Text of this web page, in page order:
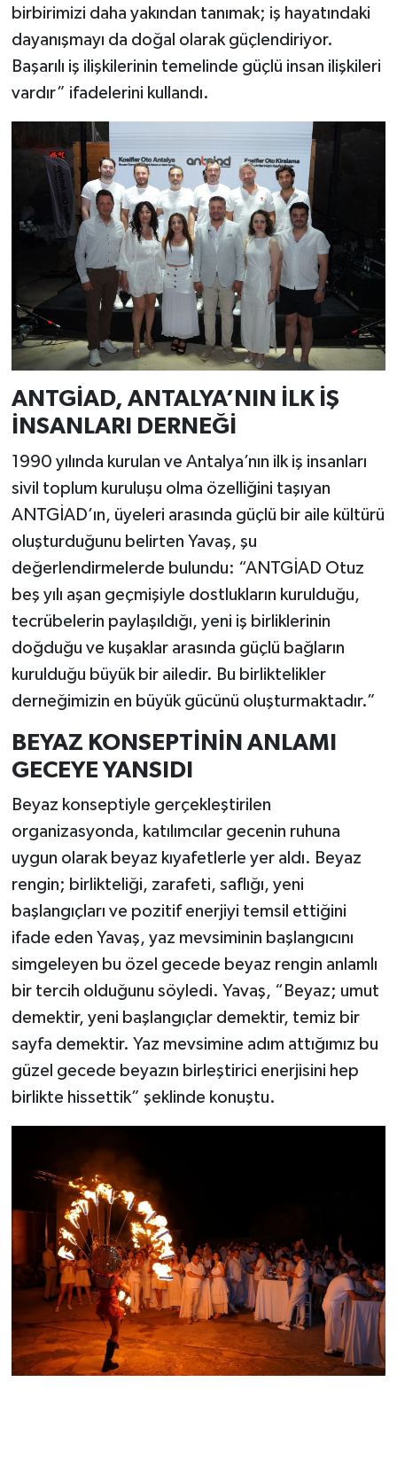
birbirimizi daha yakından tanımak; iş hayatındaki
dayanışmayı da doğal olarak güçlendiriyor.
Başarılı iş ilişkilerinin temelinde güçlü insan ilişkileri
vardır” ifadelerini kullandı.
ANTGİAD, ANTALYA’NIN İLK İŞ
İNSANLARI DERNEĞİ
1990 yılında kurulan ve Antalya’nın ilk iş insanları
sivil toplum kuruluşu olma özelliğini taşıyan
ANTGİAD’ın, üyeleri arasında güçlü bir aile kültürü
oluşturduğunu belirten Yavaş, şu
değerlendirmelerde bulundu: “ANTGİAD Otuz
beş yılı aşan geçmişiyle dostlukların kurulduğu,
tecrübelerin paylaşıldığı, yeni iş birliklerinin
doğduğu ve kuşaklar arasında güçlü bağların
kurulduğu büyük bir ailedir. Bu birliktelikler
derneğimizin en büyük gücünü oluşturmaktadır.”
BEYAZ KONSEPTİNİN ANLAMI
GECEYE YANSIDI
Beyaz konseptiyle gerçekleştirilen
organizasyonda, katılımcılar gecenin ruhuna
uygun olarak beyaz kıyafetlerle yer aldı. Beyaz
rengin; birlikteliği, zarafeti, saflığı, yeni
başlangıçları ve pozitif enerjiyi temsil ettiğini
ifade eden Yavaş, yaz mevsiminin başlangıcını
simgeleyen bu özel gecede beyaz rengin anlamlı
bir tercih olduğunu söyledi. Yavaş, “Beyaz; umut
demektir, yeni başlangıçlar demektir, temiz bir
sayfa demektir. Yaz mevsimine adım attığımız bu
güzel gecede beyazın birleştirici enerjisini hep
birlikte hissettik” şeklinde konuştu.